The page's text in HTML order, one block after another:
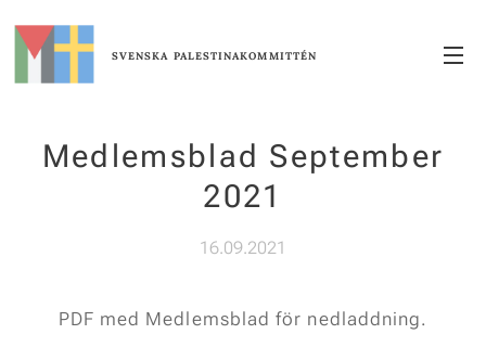
SVENSKA PALESTINAKOMMITTÉN
Medlemsblad September
2021
16.09.2021
PDF med Medlemsblad för nedladdning.